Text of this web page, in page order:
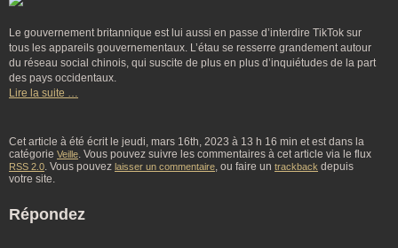
Le gouvernement britannique est lui aussi en passe d’interdire TikTok sur
tous les appareils gouvernementaux. L’étau se resserre grandement autour
du réseau social chinois, qui suscite de plus en plus d’inquiétudes de la part
des pays occidentaux.
Lire la suite …
Cet article à été écrit le jeudi, mars 16th, 2023 à 13 h 16 min et est dans la
catégorie Veille. Vous pouvez suivre les commentaires à cet article via le flux
RSS 2.0. Vous pouvez laisser un commentaire, ou faire un trackback depuis
votre site.
Répondez